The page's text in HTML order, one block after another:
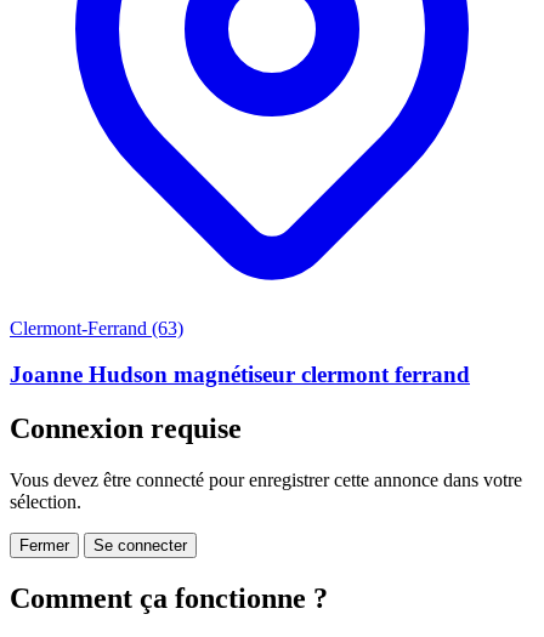
Clermont-Ferrand (63)
Joanne Hudson magnétiseur clermont ferrand
Connexion requise
Vous devez être connecté pour enregistrer cette annonce dans votre
sélection.
Fermer Se connecter
Comment ça fonctionne ?